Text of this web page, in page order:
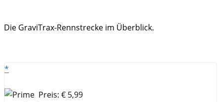
Die GraviTrax-Rennstrecke im Überblick.
*
Preis: € 5,99